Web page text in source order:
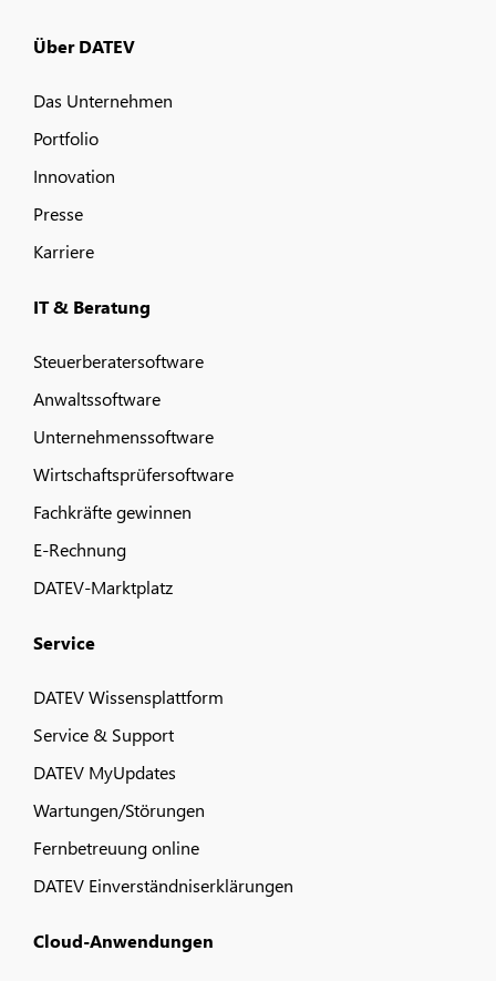
Über DATEV
Das Unternehmen
Portfolio
Innovation
Presse
Karriere
IT & Beratung
Steuerberatersoftware
Anwaltssoftware
Unternehmenssoftware
Wirtschaftsprüfersoftware
Fachkräfte gewinnen
E-Rechnung
DATEV-Marktplatz
Service
DATEV Wissensplattform
Service & Support
DATEV MyUpdates
Wartungen/Störungen
Fernbetreuung online
DATEV Einverständniserklärungen
Cloud-Anwendungen